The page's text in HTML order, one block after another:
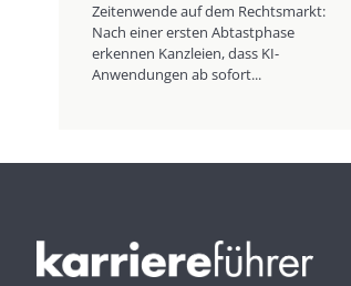
Zeitenwende auf dem Rechtsmarkt:
Nach einer ersten Abtastphase
erkennen Kanzleien, dass KI-
Anwendungen ab sofort...